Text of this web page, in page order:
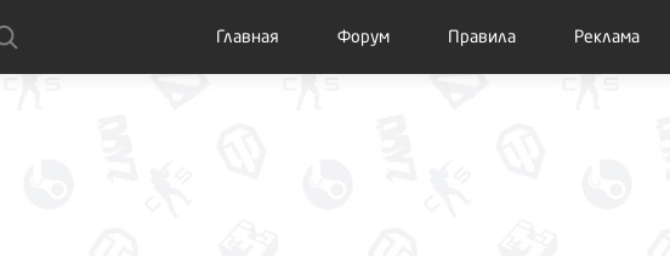
Главная Форум Правила Реклама